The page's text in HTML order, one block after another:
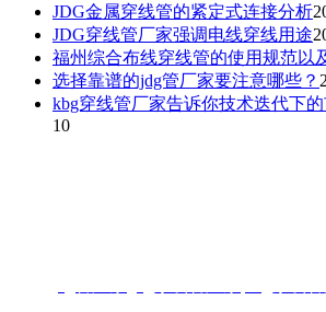
JDG金属穿线管的紧定式连接分析
JDG穿线管厂家强调电线穿线用途
福州综合布线穿线管的使用规范以
选择靠谱的jdg管厂家要注意哪些？
kbg穿线管厂家告诉你技术迭代下
10